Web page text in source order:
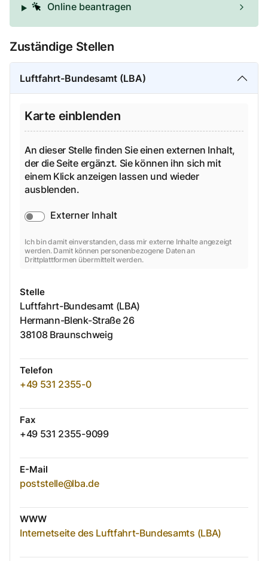
Online beantragen
Zuständige Stellen
Luftfahrt-Bundesamt (LBA)
Karte einblenden
An dieser Stelle finden Sie einen externen Inhalt,
der die Seite ergänzt. Sie können ihn sich mit
einem Klick anzeigen lassen und wieder
ausblenden.
Externer Inhalt
Ich bin damit einverstanden, dass mir externe Inhalte angezeigt
werden. Damit können personenbezogene Daten an
Drittplattformen übermittelt werden.
Stelle
Luftfahrt-Bundesamt (LBA)
Hermann-Blenk-Straße 26
38108 Braunschweig
Telefon
+49 531 2355-0
Fax
+49 531 2355-9099
E-Mail
poststelle@lba.de
WWW
Internetseite des Luftfahrt-Bundesamts (LBA)